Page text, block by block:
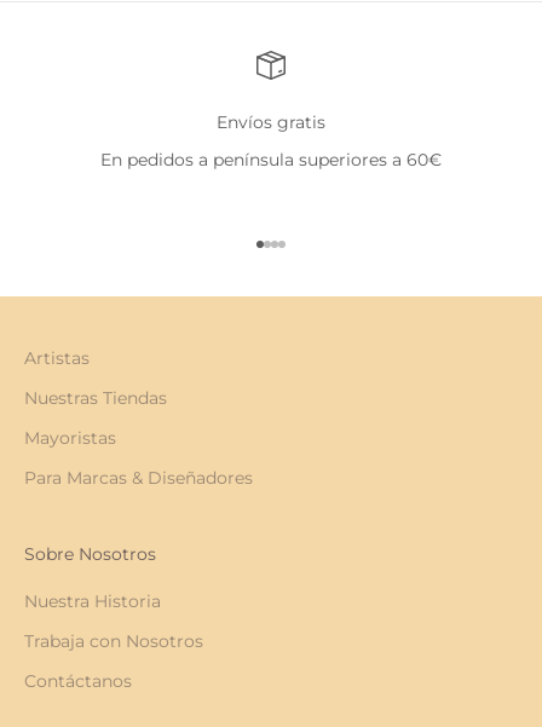
Envíos gratis
En pedidos a península superiores a 60€
Ir al artículo 1
Ir al artículo 2
Ir al artículo 3
Ir al artículo 4
Artistas
Nuestras Tiendas
Mayoristas
Para Marcas & Diseñadores
Sobre Nosotros
Nuestra Historia
Trabaja con Nosotros
Contáctanos